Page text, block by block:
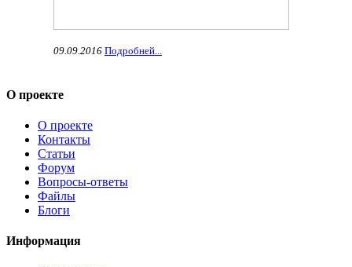
09.09.2016 Подробней...
О проекте
О проекте
Контакты
Статьи
Форум
Вопросы-ответы
Файлы
Блоги
Информация